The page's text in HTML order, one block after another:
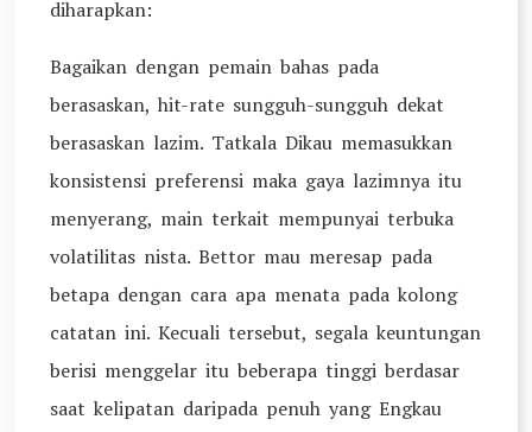
diharapkan:
Bagaikan dengan pemain bahas pada
berasaskan, hit-rate sungguh-sungguh dekat
berasaskan lazim. Tatkala Dikau memasukkan
konsistensi preferensi maka gaya lazimnya itu
menyerang, main terkait mempunyai terbuka
volatilitas nista. Bettor mau meresap pada
betapa dengan cara apa menata pada kolong
catatan ini. Kecuali tersebut, segala keuntungan
berisi menggelar itu beberapa tinggi berdasar
saat kelipatan daripada penuh yang Engkau